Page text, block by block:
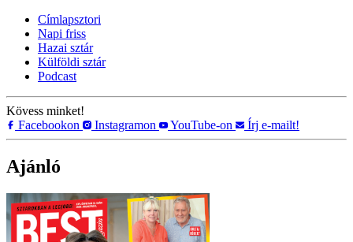
Címlapsztori
Napi friss
Hazai sztár
Külföldi sztár
Podcast
Kövess minket!
Facebookon
Instagramon YouTube-on Írj e-mailt!
Ajánló